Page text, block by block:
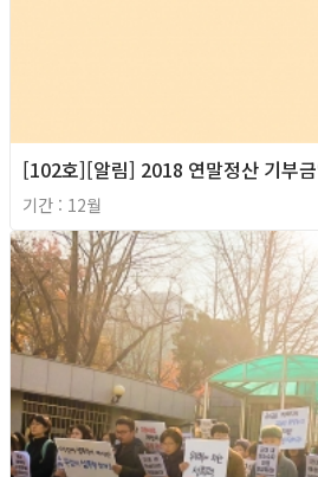
[102호][알림] 2018 연말정산 기부
기간 : 12월